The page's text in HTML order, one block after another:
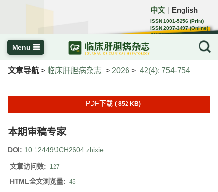
中文 English
ISSN 1001-5256 (Print)
ISSN 2097-3497 (Online)
CN 22-1108/R
Menu
文章导航 > 临床肝胆病杂志 > 2026 > 42(4): 754-754
PDF下载 ( 852 KB)
本期审稿专家
DOI: 10.12449/JCH2604.zhixie
文章访问数: 127
HTML全文浏览量: 46